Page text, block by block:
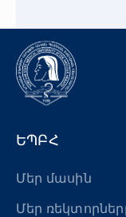
ԵՊԲՀ
Մեր մասին
Մեր